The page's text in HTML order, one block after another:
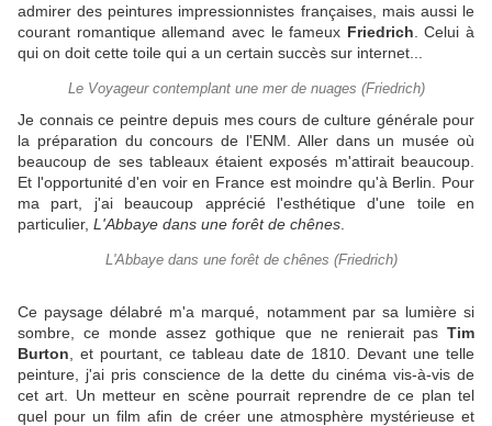
admirer des peintures impressionnistes françaises, mais aussi le
courant romantique allemand avec le fameux Friedrich . Celui à
qui on doit cette toile qui a un certain succès sur internet...
Le Voyageur contemplant une mer de nuages (Friedrich)
Je connais ce peintre depuis mes cours de culture générale pour
la préparation du concours de l'ENM. Aller dans un musée où
beaucoup de ses tableaux étaient exposés m'attirait beaucoup.
Et l'opportunité d'en voir en France est moindre qu'à Berlin. Pour
ma part, j'ai beaucoup apprécié l'esthétique d'une toile en
particulier, L'Abbaye dans une forêt de chênes
L'Abbaye dans une forêt de chênes (Friedrich)
Ce paysage délabré m'a marqué, notamment par sa lumière si
sombre, ce monde assez gothique que ne renierait pas Tim
Burton , et pourtant, ce tableau date de 1810. Devant une telle
peinture, j'ai pris conscience de la dette du cinéma vis-à-vis de
cet art. Un metteur en scène pourrait reprendre de ce plan tel
quel pour un film afin de créer une atmosphère mystérieuse et